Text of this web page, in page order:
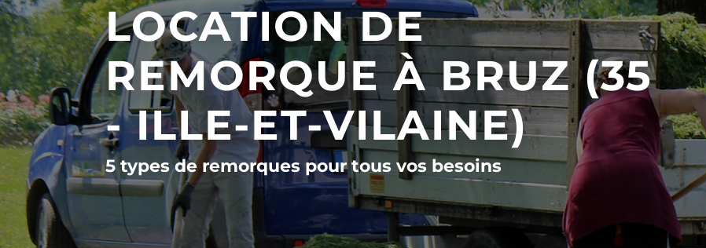
LOCATION DE
REMORQUE À BRUZ (35
- ILLE-ET-VILAINE)
5 types de remorques pour tous vos besoins